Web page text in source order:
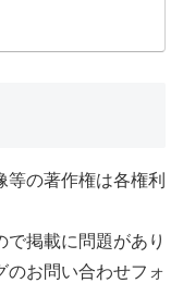
の著作権は各権利
掲載に問題があり
のお問い合わせフォ